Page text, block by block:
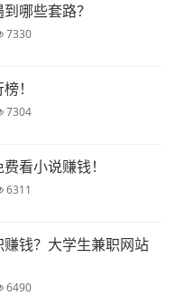
哪些套路？
7330
！
7304
看小说赚钱！
6311
钱？大学生兼职网站
6490